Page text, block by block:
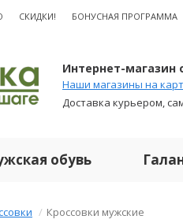
СКИДКИ! БОНУСНАЯ ПРОГРАММА
Интернет-магазин
Наши магазины на
Доставка курьером,
обувь
Кроссовки мужские